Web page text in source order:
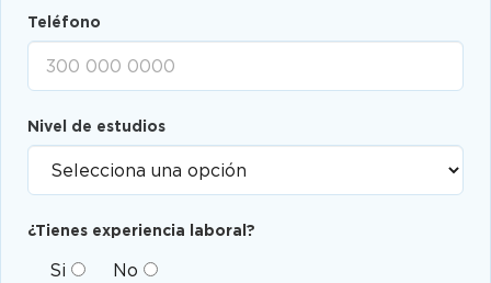
Teléfono
Nivel de estudios
¿Tienes experiencia laboral?
Si No